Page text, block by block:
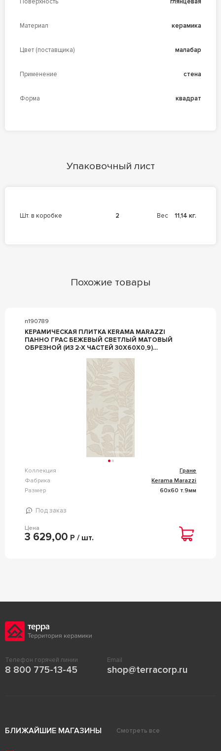
Поверхность глянцевая
Материал керамика
Цвет (поставщика) малабар
Применение стена
Форма квадрат
Упаковочный лист
шт. в коробке 2 Вес 11,14 кг.
Похожие товары
n190789
КЕРАМИЧЕСКАЯ ПЛИТКА KERAMA MARAZZI
ПАННО ГРАС БЕЖЕВЫЙ СВЕТЛЫЙ МАТОВЫЙ
ОБРЕЗНОЙ (ИЗ 2-Х ЧАСТЕЙ 30X60X0,9)
Коллекция
Гране
Фабрика
Kerama Marazzi
Размер
60x60 т.9мм
Под заказ
Цена
3 629,00 Р / шт.
Телефон горячей линии
8 800 775-13-45
Email
shop@terracorp.ru
БЛИЖАЙШИЕ МАГАЗИНЫ Смотреть все